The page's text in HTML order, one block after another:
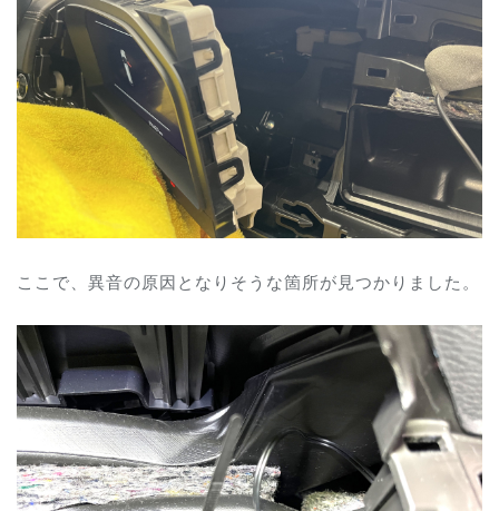
ここで、異音の原因となりそうな箇所が見つかりました。